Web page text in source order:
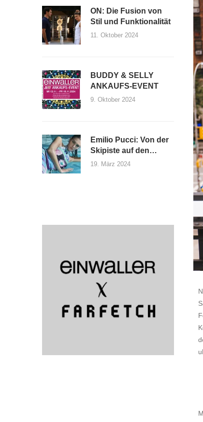
ON: Die Fusion von
Stil und Funktionalität
11. Oktober 2024
BUDDY & SELLY
ANKAUFS-EVENT
9. Oktober 2024
Emilio Pucci: Von der
Skipiste auf den
Laufsteg
19. März 2024